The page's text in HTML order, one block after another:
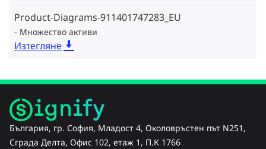
Product-Diagrams-911401747283_EU
Множество активи
Изтегляне
България, гр. София, Младост 4, Околовръстен път N251,
Сграда Делта, Офис 102, етаж 1, П.К 1766